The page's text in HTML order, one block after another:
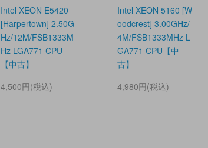
Intel XEON E5420
[Harpertown] 2.50G
Hz/12M/FSB1333M
Hz LGA771 CPU
【中古】
4,500円(税込)
Intel XEON 5160 [W
oodcrest] 3.00GHz/
4M/FSB1333MHz L
GA771 CPU【中
古】
4,980円(税込)